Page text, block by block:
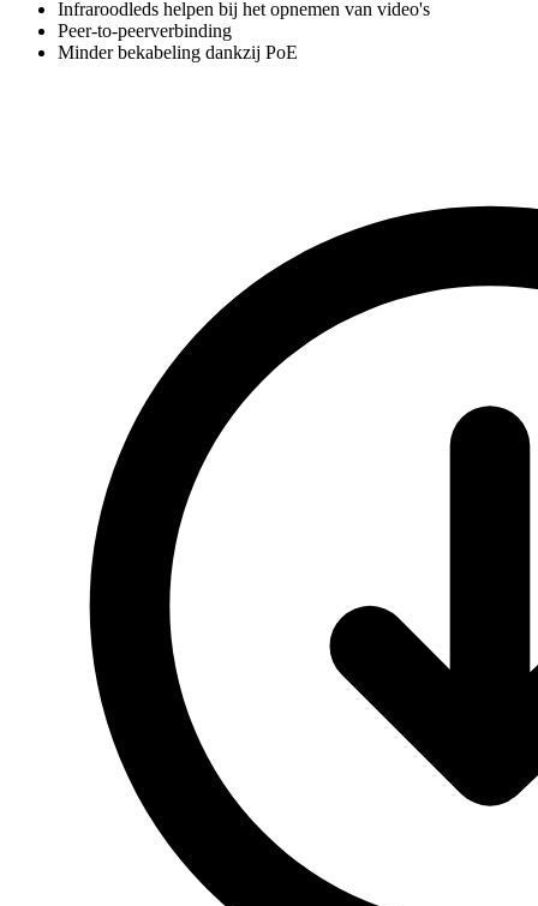
Infraroodleds helpen bij het opnemen van video's
Peer-to-peerverbinding
Minder bekabeling dankzij PoE